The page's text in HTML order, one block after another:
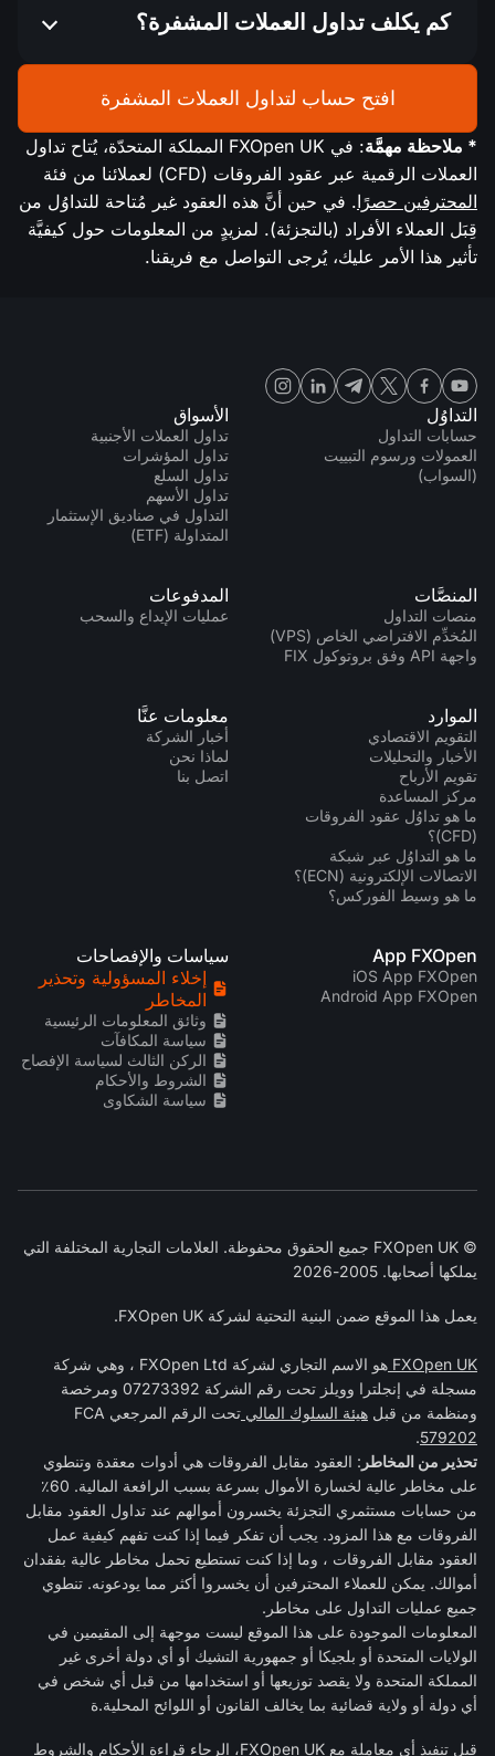
كم يكلف تداول العملات المشفرة؟
افتح حساب لتداول العملات المشفرة
* ملاحظة مهمَّة
: في FXOpen UK المملكة المتحدّة، يُتاح تداول
العملات الرقمية عبر عقود الفروقات (CFD) لعملائنا من فئة
المحترفين حصرًا. في حين أنَّ هذه العقود غير مُتاحة للتداوُل من
قِبَل العملاء الأفراد (بالتجزئة). لمزيدٍ من المعلومات حول كيفيَّة
تأثير هذا الأمر عليك، يُرجى التواصل مع فريقنا.
التداوُل
حسابات التداول
العمولات ورسوم التبييت
(السواب)
الأسواق
تداول العملات الأجنبية
تداول المؤشرات
تداول السلع
تداول الأسهم
التداول في صناديق الإستثمار
المتداولة (ETF)
المنصَّات
منصات التداول
المُخدِّم الافتراضي الخاص (VPS)
واجهة API وفق بروتوكول FIX
المدفوعات
عمليات الإيداع والسحب
الموارد
التقويم الاقتصادي
الأخبار والتحليلات
تقويم الأرباح
مركز المساعدة
ما هو تداوُل عقود الفروقات
(CFD)؟
ما هو التداوُل عبر شبكة
الاتصالات الإلكترونية (ECN)؟
ما هو وسيط الفوركس؟
معلومات عنَّا
أخبار الشركة
لماذا نحن
اتصل بنا
App FXOpen
iOS App FXOpen
Android App FXOpen
سياسات والإفصاحات
إخلاء المسؤولية وتحذير
المخاطر
وثائق المعلومات الرئيسية
سياسة المكافآت
الركن الثالث لسياسة الإفصاح
الشروط والأحكام
سياسة الشكاوى
© FXOpen UK جميع الحقوق محفوظة. العلامات التجارية المختلفة التي
يملكها أصحابها. 2005-2026
يعمل هذا الموقع ضمن البنية التحتية لشركة FXOpen UK.
FXOpen UK
هو الاسم التجاري لشركة FXOpen Ltd ، وهي شركة
مسجلة في إنجلترا وويلز تحت رقم الشركة 07273392 ومرخصة
ومنظمة من قبل هيئة السلوك المالي تحت الرقم المرجعي FCA
579202
.
تحذير من المخاطر : العقود مقابل الفروقات هي أدوات معقدة وتنطوي
على مخاطر عالية لخسارة الأموال بسرعة بسبب الرافعة المالية. 60٪
من حسابات مستثمري التجزئة يخسرون أموالهم عند تداول العقود مقابل
الفروقات مع هذا المزود. يجب أن تفكر فيما إذا كنت تفهم كيفية عمل
العقود مقابل الفروقات ، وما إذا كنت تستطيع تحمل مخاطر عالية بفقدان
أموالك. يمكن للعملاء المحترفين أن يخسروا أكثر مما يودعونه. تنطوي
جميع عمليات التداول على مخاطر.
المعلومات الموجودة على هذا الموقع ليست موجهة إلى المقيمين في
الولايات المتحدة أو بلجيكا أو جمهورية التشيك أو أي دولة أخرى غير
المملكة المتحدة ولا يقصد توزيعها أو استخدامها من قبل أي شخص في
أي دولة أو ولاية قضائية بما يخالف القانون أو اللوائح المحلية.ة
قبل تنفيذ أي معاملة مع FXOpen UK، الرجاء قراءة الأحكام والشروط